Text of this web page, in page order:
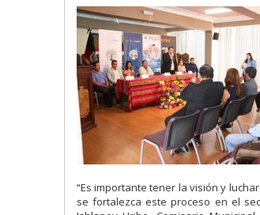
“Es importante tener la visión y
se fortalezca este proceso en el